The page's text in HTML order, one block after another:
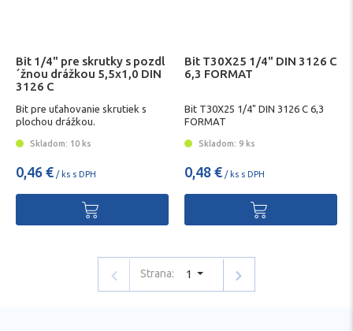
Bit 1/4" pre skrutky s pozdl
´žnou drážkou 5,5x1,0 DIN
3126 C
Bit pre uťahovanie skrutiek s
plochou drážkou.
Skladom: 10 ks
0,46 € / ks s DPH
Bit T30X25 1/4" DIN 3126 C
6,3 FORMAT
Bit T30X25 1/4" DIN 3126 C 6,3
FORMAT
Skladom: 9 ks
0,48 € / ks s DPH
Strana: 1